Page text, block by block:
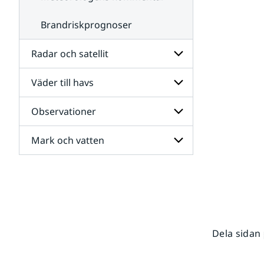
Brandriskprognoser
Radar och satellit
Undersidor
för
Radar
och
satellit
Väder till havs
Undersidor
för
Väder
till
havs
Observationer
Undersidor
för
Mark och vatten
Dela sidan